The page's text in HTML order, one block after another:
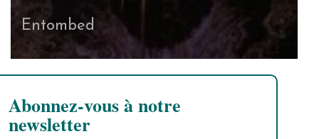
Entombed
Abonnez-vous à notre
newsletter